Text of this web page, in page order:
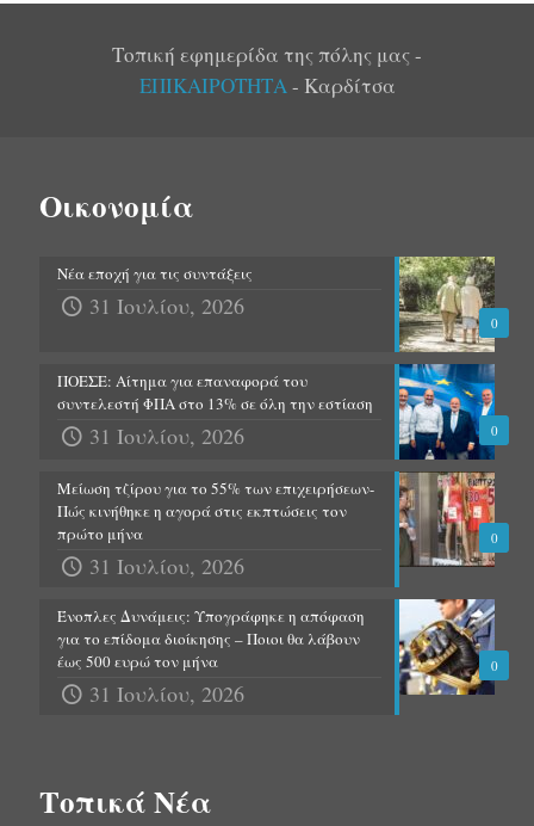
Τοπική εφημερίδα της πόλης μας -
ΕΠΙΚΑΙΡΟΤΗΤΑ- Καρδίτσα
Οικονομία
0
Νέα εποχή για τις συντάξεις
31 Ιουλίου, 2026
0
ΠΟΕΣΕ: Αίτημα για επαναφορά του
συντελεστή ΦΠΑ στο 13% σε όλη την εστίαση
31 Ιουλίου, 2026
0
Μείωση τζίρου για το 55% των επιχειρήσεων-
Πώς κινήθηκε η αγορά στις εκπτώσεις τον
πρώτο μήνα
31 Ιουλίου, 2026
0
Ένοπλες Δυνάμεις: Υπογράφηκε η απόφαση
για το επίδομα διοίκησης – Ποιοι θα λάβουν
έως 500 ευρώ τον μήνα
31 Ιουλίου, 2026
Τοπικά Νέα